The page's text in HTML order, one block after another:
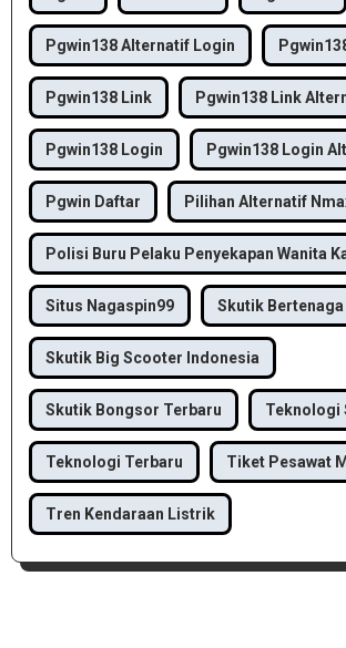
Pgwin138 Alternatif Login
Pgwin138 Link Pgwin138 Link
Pgwin138 Login Pgwin138 Login
Pgwin Daftar Pilihan Alternatif
Polisi Buru Pelaku Penyekapan Wanita
Situs Nagaspin99 Skutik Bertenaga
Skutik Big Scooter Indonesia
Skutik Bongsor Terbaru Teknologi
Teknologi Terbaru Tiket Pesawat
Tren Kendaraan Listrik